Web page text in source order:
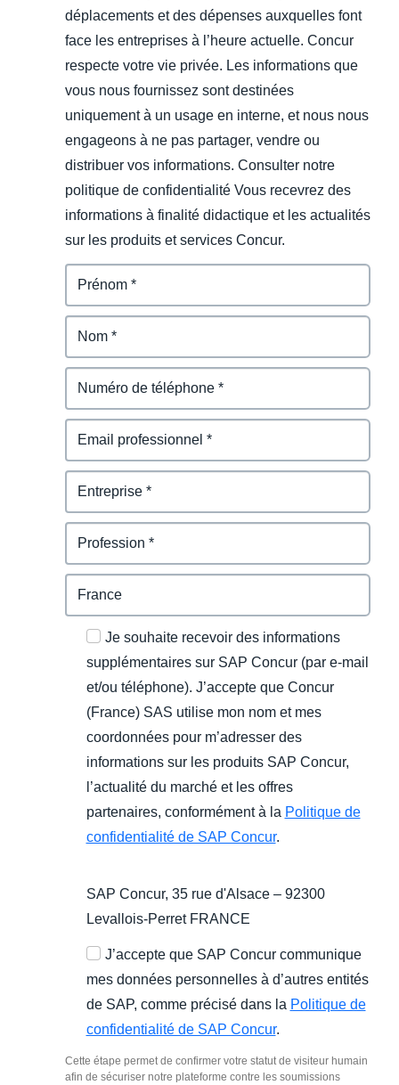
déplacements et des dépenses auxquelles font
face les entreprises à l’heure actuelle. Concur
respecte votre vie privée. Les informations que
vous nous fournissez sont destinées
uniquement à un usage en interne, et nous nous
engageons à ne pas partager, vendre ou
distribuer vos informations. Consulter notre
politique de confidentialité Vous recevrez des
informations à finalité didactique et les actualités
sur les produits et services Concur.
Je souhaite recevoir des informations
supplémentaires sur SAP Concur (par e-mail
et/ou téléphone). J’accepte que Concur
(France) SAS utilise mon nom et mes
coordonnées pour m’adresser des
informations sur les produits SAP Concur,
l’actualité du marché et les offres
partenaires, conformément à la Politique de
confidentialité de SAP Concur.
SAP Concur, 35 rue d'Alsace – 92300
Levallois-Perret FRANCE
J’accepte que SAP Concur communique
mes données personnelles à d’autres entités
de SAP, comme précisé dans la Politique de
confidentialité de SAP Concur.
Cette étape permet de confirmer votre statut de visiteur humain
afin de sécuriser notre plateforme contre les soumissions